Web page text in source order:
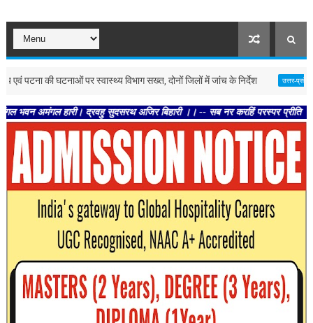
की घटनाओं पर स्वास्थ्य विभाग सख्त, दोनों जिलों में जांच के निर्देश उत्तर-प्रदेश लखनऊ
हारी। द्रवहु सुदसरथ अजिर बिहारी ।। -- सब नर करहिं परस्पर प्रीति । चलहिं